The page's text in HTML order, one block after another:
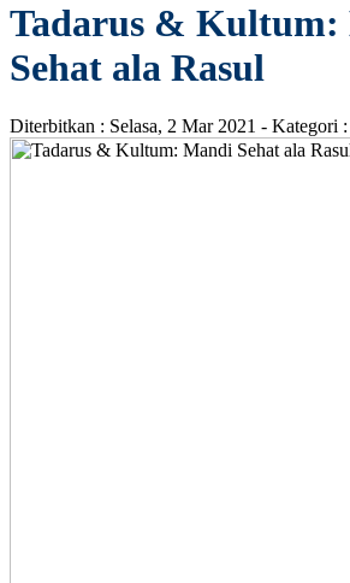
Tadarus & Kultum:
Sehat ala Rasul
Diterbitkan : Selasa, 2 Mar 2021 - Kategori :